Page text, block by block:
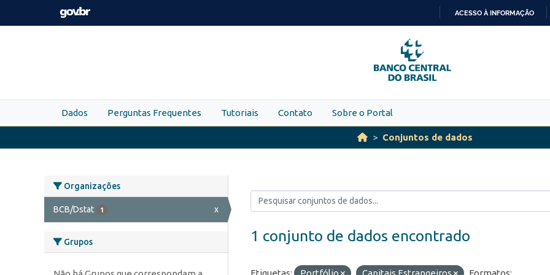
Skip to main content
PARA
O
CONTEÚDO
ACESSO À INFORMAÇÃO
Dados Perguntas Frequentes Tutoriais Contato Sobre o Portal
Conjuntos de dados
Organizações
BCB/Dstat 1 x
Grupos 1 conjunto de dados encontrado
Etiquetas: Portfólio Capitais Estrangeiros Formatos: